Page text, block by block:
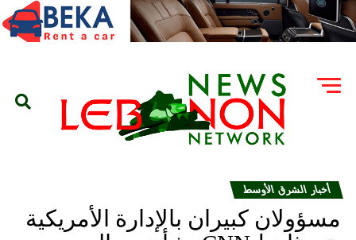
أخبار الشرق الأوسط
مسؤولان كبيران بالإدارة الأمريكية